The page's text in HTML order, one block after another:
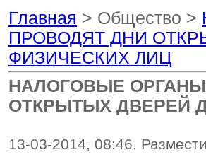
Главная > Общество >
ПРОВОДЯТ ДНИ
ФИЗИЧЕСКИХ ЛИЦ
НАЛОГОВЫЕ
ОТКРЫТЫХ ДВЕРЕЙ
13-03-2014, 08:46.